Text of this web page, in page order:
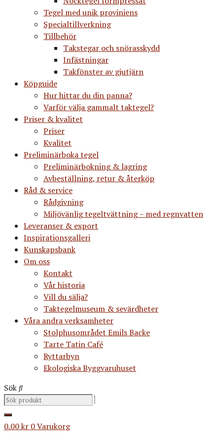
Tegel med unik proviniens
Specialtillverkning
Tillbehör
Takstegar och snörasskydd
Infästningar
Takfönster av gjutjärn
Köpguide
Hur hittar du din panna?
Varför välja gammalt taktegel?
Priser & kvalitet
Priser
Kvalitet
Preliminärboka tegel
Preliminärbokning & lagring
Avbeställning, retur & återköp
Råd & service
Rådgivning
Miljövänlig tegeltvättning – med regnvatten
Leveranser & export
Inspirationsgalleri
Kunskapsbank
Om oss
Kontakt
Vår historia
Vill du sälja?
Taktegelmuseum & sevärdheter
Våra andra verksamheter
Stolphusområdet Emils Backe
Tarte Tatin Café
Ryttarbyn
Ekologiska Byggvaruhuset
Sök
0.00kr 0Varukorg